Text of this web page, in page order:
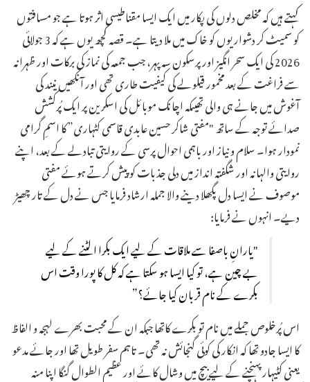
کہتے ہیں کہ مخلص دلوں کی پکار میں ایک ایسا مقناطیسی اثر ہوتا ہے جو مسافتوں
کو سمیٹ کر دشواریوں کو خاک میں ملا دیتا ہے۔ قصہ کچھ یوں ہے کہ 3 جولائی
2026 کی ایک سحر انگیز اور پرسکون سہ پہر، جب جمعہ کی نماز کی برکات اور ظہرانہ
سے فراغت کے بعد مخمور قیلولے کی کیفیت طاری تھی اور آنکھیں نیند کی
آغوش میں جانے ہی والی تھیںکہ اچانک موبائل کی اسکرین پر ایک پُرکشش
صدائے توجہ کے ساتھ "مفتی شاکر حسین عابدی قاسمی کٹہاری” کا اسمِ گرامی
نمودار ہوا۔ سلام و نیاز اور باہمی احوال پرسی کے روایتی تبادلے کے بعد، اپنے
روایتی والہانہ اور شگفتہ انداز میں دلی جذبات کو پیش کرتے ہوئے مفتی
موصوف نے ایسا دل پگھلا دینے والا جملہ ارشاد فرمایا جس نے دل کے تار چھیڑ
دیے۔ انہوں نے فرمایا:
"یارانِ باصفا سے ملاقات کے لیے ایک بکرا الٹنے کے لیے
بے چین ہے، تو کیا ایسا ہو سکتا ہے کہ کل کا پورا وقت اس
بکرے کے نام قربان کیا جائے؟”
اس پُرخلوص جملے میں نام تو بکرے کاتھا جبکہ ان کے محبت بھرے لہجہ و الفاظ
کا ایسا جادو تھا کہ انکار کی کوئی گنجائش نہ تھی۔ تاہم سفر طویل تھا اور جائے مدعو
یعنی کٹیہار پہنچنے کے لیے بیچ میں وشال کائے اور عظیم الطوال گنگا اپنا منہ